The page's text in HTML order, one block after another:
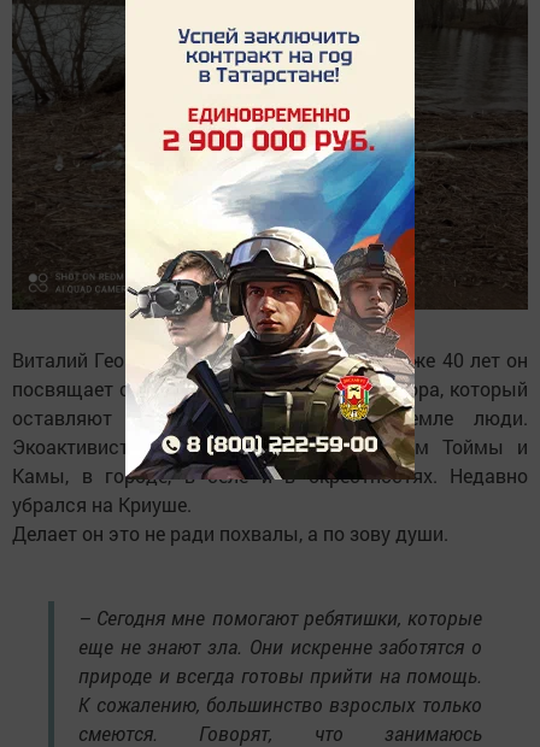
Виталий Георгиевич из села Танайка. Вот уже 40 лет он
посвящает себя уборке территорий от мусора, который
оставляют равнодушные к родной земле люди.
Экоактивист наводит порядок по берегам Тоймы и
Камы, в городе, в селе и в окрестностях. Недавно
убрался на Криуше.
Делает он это не ради похвалы, а по зову души.
– Сегодня мне помогают ребятишки, которые
еще не знают зла. Они искренне заботятся о
природе и всегда готовы прийти на помощь.
К сожалению, большинство взрослых только
смеются. Говорят, что занимаюсь